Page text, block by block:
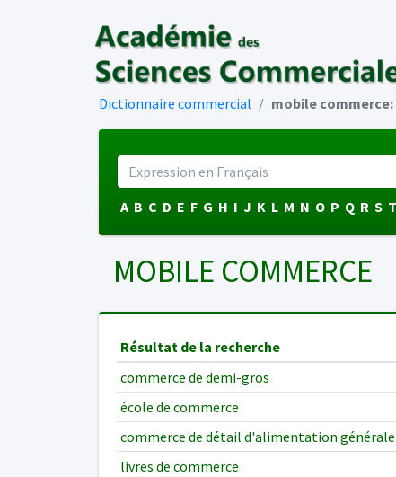
Dictionnaire commercial mobile
A B C D E F G H I J K L M N O P Q R S T
MOBILE COMMERCE
Résultat de la recherche
commerce de demi-gros
école de commerce
commerce de détail d'alimentation générale
livres de commerce